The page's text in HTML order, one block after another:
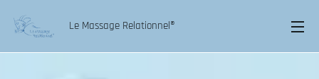
Le Massage Relationnel®